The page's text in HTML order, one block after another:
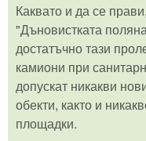
Каквато и да се
"Дъновистката
достатъчно тази
камиони при
допускат никакви
обекти, както и
площадки.